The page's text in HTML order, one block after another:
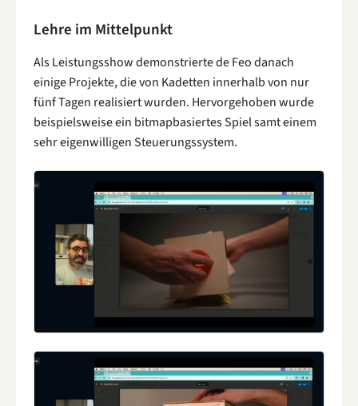
Lehre im Mittelpunkt
Als Leistungsshow demonstrierte de Feo danach
einige Projekte, die von Kadetten innerhalb von nur
fünf Tagen realisiert wurden. Hervorgehoben wurde
beispielsweise ein bitmapbasiertes Spiel samt einem
sehr eigenwilligen Steuerungssystem.